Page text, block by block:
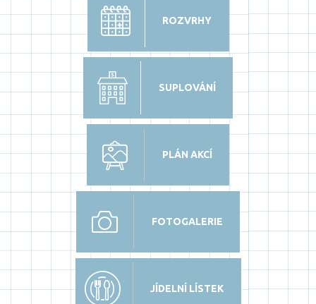
ROZVRHY
SUPLOVÁNÍ
PLÁN AKCÍ
FOTOGALERIE
JÍDELNÍ LÍSTEK